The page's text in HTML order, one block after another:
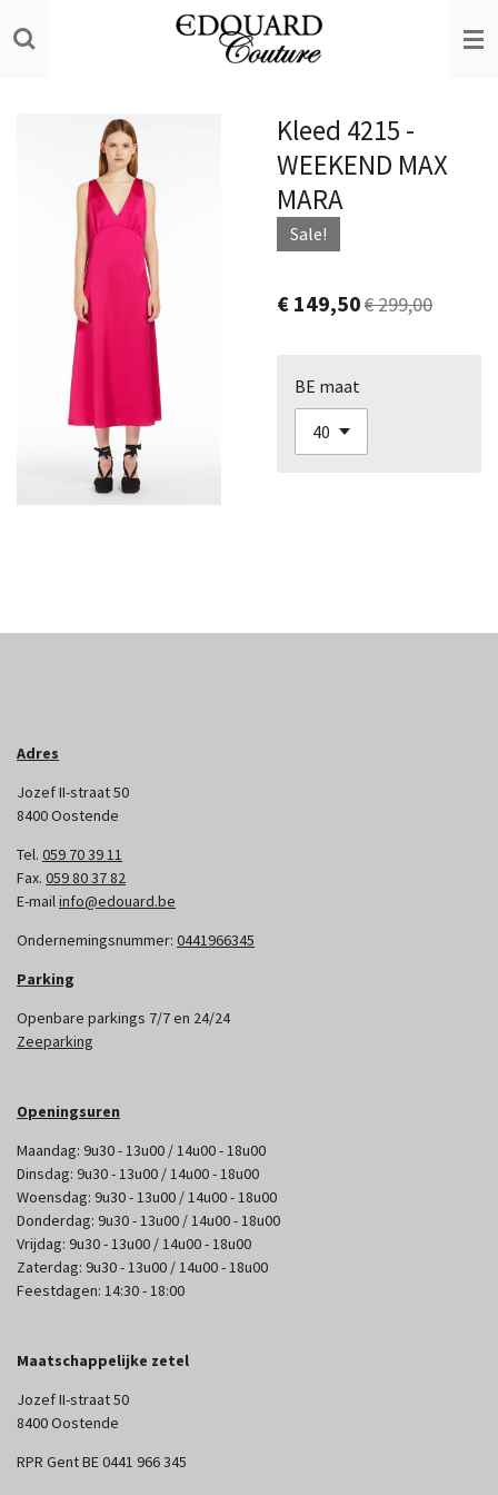
direct
hoofdinhoud
Kleed 4215 -
WEEKEND MAX
MARA
Sale!
€ 149,50€ 299,00
BE maat
Adres
Jozef II-straat 50
8400 Oostende
Tel. 059 70 39 11
Fax. 059 80 37 82
E-mailinfo@edouard.be
Ondernemingsnummer: 0441966345
Parking
Openbare parkings 7/7 en 24/24
Zeeparking
Openingsuren
Maandag: 9u30 - 13u00 / 14u00 - 18u00
Dinsdag: 9u30 - 13u00 / 14u00 - 18u00
Woensdag: 9u30 - 13u00 / 14u00 - 18u00
Donderdag: 9u30 - 13u00 / 14u00 - 18u00
Vrijdag: 9u30 - 13u00 / 14u00 - 18u00
Zaterdag: 9u30 - 13u00 / 14u00 - 18u00
Feestdagen: 14:30 - 18:00
Maatschappelijke zetel
Jozef II-straat 50
8400 Oostende
RPR Gent BE 0441 966 345